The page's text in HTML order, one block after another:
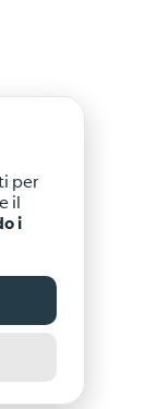
per
il
i